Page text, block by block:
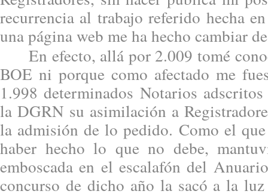
recurrencia al trabajo referido hecha
una página web me ha hecho cambiar
En efecto, allá por 2.009 tomé
BOE ni porque como afectado me
1.998 determinados Notarios
la DGRN su asimilación a
la admisión de lo pedido. Como el
haber hecho lo que no debe,
emboscada en el escalafón del
concurso de dicho año la sacó a la